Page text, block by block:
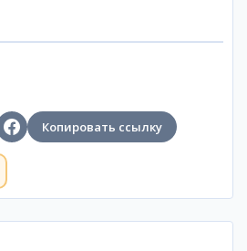
Копировать ссылку